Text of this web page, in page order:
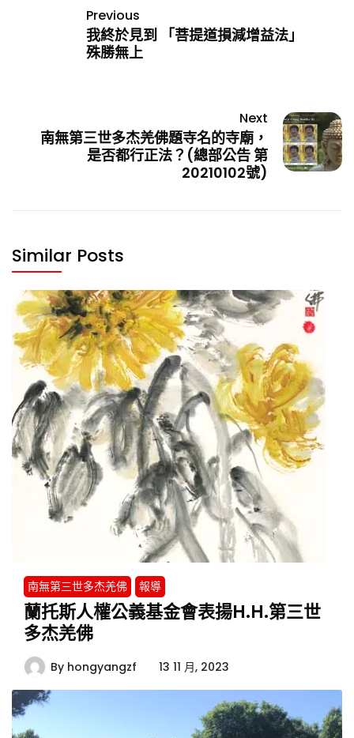
Previous
我終於見到 「菩提道損減增益法」
殊勝無上
Next
南無第三世多杰羌佛題寺名的寺廟，
是否都行正法？(總部公告 第
20210102號)
Similar Posts
南無第三世多杰羌佛 報導
蘭托斯人權公義基金會表揚H.H.第三世
多杰羌佛
By hongyangzf 13 11 月, 2023